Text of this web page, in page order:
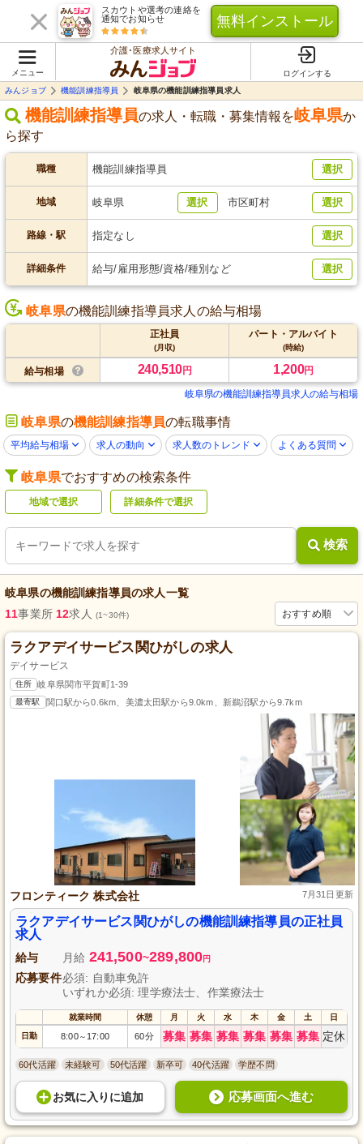
スカウトや選考の連絡を
通知でお知らせ
無料インストール
メニュー
介護･医療求人サイト
ログインする
みんジョブ
機能訓練指導員 岐阜県の機能訓練指導員求人
機能訓練指導員の求人・転職・募集情報を岐阜県か
ら探す
職種 機能訓練指導員 選択
地域 岐阜県 選択 市区町村 選択
路線・駅 指定なし 選択
詳細条件 給与/雇用形態/資格/種別など 選択
岐阜県の機能訓練指導員求人の給与相場
正社員
(月収)
パート・アルバイト
(時給)
給与相場 240,510円 1,200円
岐阜県の機能訓練指導員求人の給与相場
岐阜県の機能訓練指導員の転職事情
平均給与相場 求人の動向 求人数のトレンド よくある質問
岐阜県でおすすめの検索条件
地域で選択 詳細条件で選択
検索
岐阜県の機能訓練指導員の求人一覧
おすすめ順
11事業所 12求人 (1~30件)
ラクアデイサービス関ひがしの求人
デイサービス
住所 岐阜県関市平賀町1-39
最寄駅 関口駅から0.6km、美濃太田駅から9.0km、新鵜沼駅から9.7km
フロンティーク 株式会社 7月31日更新
ラクアデイサービス関ひがしの機能訓練指導員の正社員
求人
給与 月給 241,500~289,800円
応募要件必須: 自動車免許
いずれか必須: 理学療法士、作業療法士
就業時間 休憩 月 火 水 木 金 土 日
日勤 8:00～ 17:00 60分 募集 募集 募集 募集 募集 募集 定休
60代活躍 未経験可 50代活躍 新卒可 40代活躍 学歴不問
お気に入り に追加 応募画面へ進む